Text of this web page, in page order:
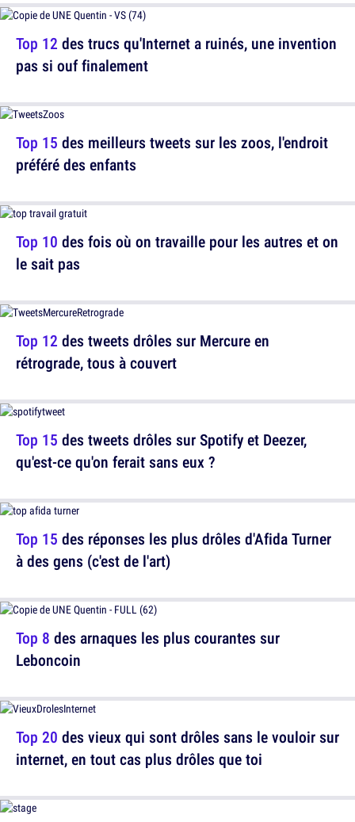
Top 15 des meilleurs tweets sur les zoos, l'endroit
préféré des enfants
Top 12 des tweets drôles sur Mercure en
rétrograde, tous à couvert
Top 15 des réponses les plus drôles d'Afida Turner
à des gens (c'est de l'art)
Top 20 des vieux qui sont drôles sans le vouloir sur
internet, en tout cas plus drôles que toi
Top 12 des trucs qu'Internet a ruinés, une invention
pas si ouf finalement
Top 10 des fois où on travaille pour les autres et on
le sait pas
Top 15 des tweets drôles sur Spotify et Deezer,
qu'est-ce qu'on ferait sans eux ?
Top 8 des arnaques les plus courantes sur
Leboncoin